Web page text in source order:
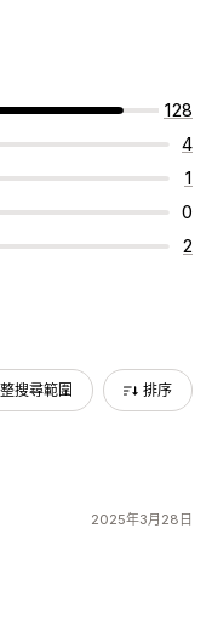
128
4
1
0
2
搜尋範圍 排序
2025年3月28日